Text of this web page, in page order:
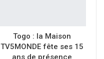
Togo : la Maison
TV5MONDE fête ses 15
ans de présence